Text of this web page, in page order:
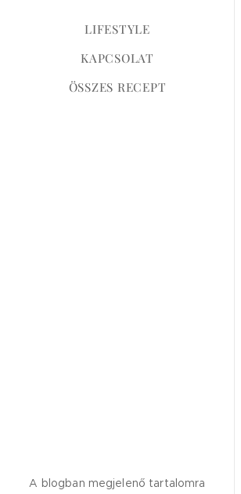
LIFESTYLE
KAPCSOLAT
ÖSSZES RECEPT
A blogban megjelenő tartalomra